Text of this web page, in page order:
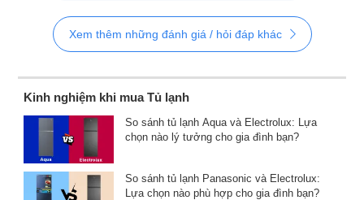
Xem thêm những đánh giá / hỏi đáp khác
Kinh nghiệm khi mua Tủ lạnh
So sánh tủ lạnh Aqua và Electrolux: Lựa
chọn nào lý tưởng cho gia đình bạn?
So sánh tủ lạnh Panasonic và Electrolux:
Lựa chọn nào phù hợp cho gia đình bạn?